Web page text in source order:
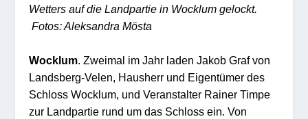
Wetters auf die Landpartie in Wocklum gelockt.
Fotos: Aleksandra Mösta
Wocklum. Zweimal im Jahr laden Jakob Graf von
Landsberg-Velen, Hausherr und Eigentümer des
Schloss Wocklum, und Veranstalter Rainer Timpe
zur Landpartie rund um das Schloss ein. Von